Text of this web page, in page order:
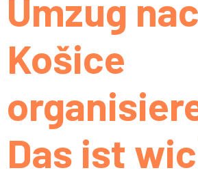
Umzug
Košice
Das ist